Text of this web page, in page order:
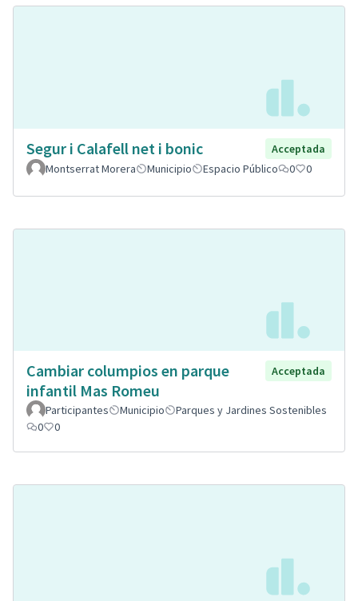
Segur i Calafell net i bonic
Acceptada
Montserrat Morera
Municipio Espacio Público 0 0
Cambiar columpios en parque
infantil Mas Romeu
Acceptada
Participantes Municipio
Parques y Jardines Sostenibles
0
0